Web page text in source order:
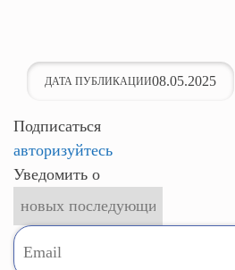
ДАТА ПУБЛИКАЦИИ08.05.2025
Подписаться
авторизуйтесь
Уведомить о